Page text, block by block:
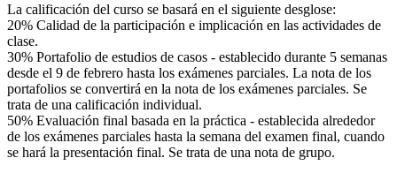
La calificación del curso se basará en el siguiente desglose:
20% Calidad de la participación e implicación en las actividades de
clase.
30% Portafolio de estudios de casos - establecido durante 5 semanas
desde el 9 de febrero hasta los exámenes parciales. La nota de los
portafolios se convertirá en la nota de los exámenes parciales. Se
trata de una calificación individual.
50% Evaluación final basada en la práctica - establecida alrededor
de los exámenes parciales hasta la semana del examen final, cuando
se hará la presentación final. Se trata de una nota de grupo.